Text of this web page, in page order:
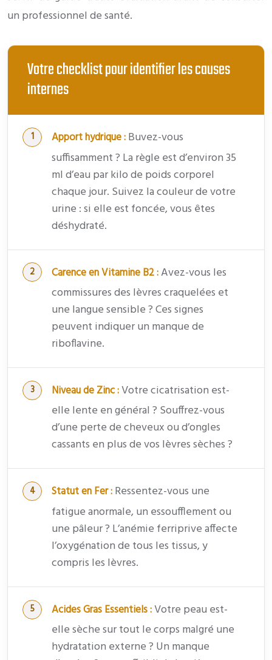
un professionnel de santé.
Votre checklist pour identifier les causes
internes
Apport hydrique :Buvez-vous
suffisamment ? La règle est d’environ 35
ml d’eau par kilo de poids corporel
chaque jour. Suivez la couleur de votre
urine : si elle est foncée, vous êtes
déshydraté.
Carence en Vitamine B2 :Avez-vous les
commissures des lèvres craquelées et
une langue sensible ? Ces signes
peuvent indiquer un manque de
riboflavine.
Niveau de Zinc :Votre cicatrisation est-
elle lente en général ? Souffrez-vous
d’une perte de cheveux ou d’ongles
cassants en plus de vos lèvres sèches ?
Statut en Fer :Ressentez-vous une
fatigue anormale, un essoufflement ou
une pâleur ? L’anémie ferriprive affecte
l’oxygénation de tous les tissus, y
compris les lèvres.
Acides Gras Essentiels :Votre peau est-
elle sèche sur tout le corps malgré une
hydratation externe ? Un manque